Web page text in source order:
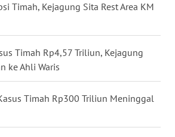
Timah, Kejagung Sita Rest Area KM
Timah Rp4,57 Triliun, Kejagung
ke Ahli Waris
Timah Rp300 Triliun Meninggal